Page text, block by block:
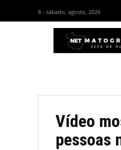
8 - sábado, agosto, 2026
Vídeo
pessoas